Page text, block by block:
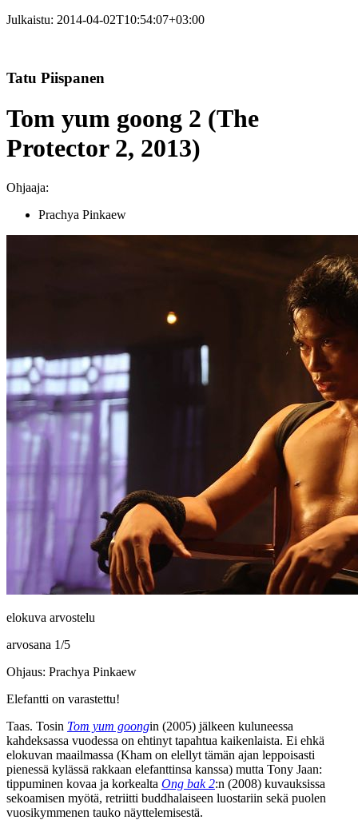
Julkaistu: 2014-04-02T10:54:07+03:00
Tatu Piispanen
Tom yum goong 2 (The
Protector 2, 2013)
Ohjaaja:
Prachya Pinkaew
elokuva arvostelu
arvosana 1/5
Ohjaus: Prachya Pinkaew
Elefantti on varastettu!
Taas. Tosin Tom yum goongin (2005) jälkeen kuluneessa
kahdeksassa vuodessa on ehtinyt tapahtua kaikenlaista. Ei ehkä
elokuvan maailmassa (Kham on elellyt tämän ajan leppoisasti
pienessä kylässä rakkaan elefanttinsa kanssa) mutta Tony Jaan:
tippuminen kovaa ja korkealta Ong bak 2:n (2008) kuvauksissa
sekoamisen myötä, retriitti buddhalaiseen luostariin sekä puolen
vuosikymmenen tauko näyttelemisestä.